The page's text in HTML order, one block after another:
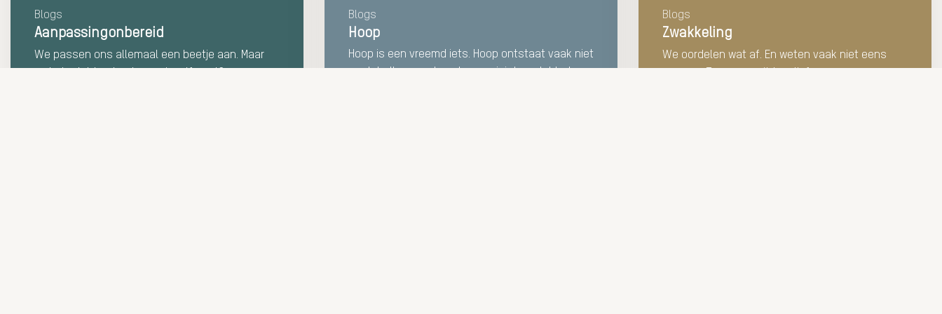
Blogs
Aanpassingonbereid
We passen ons allemaal een beetje aan. Maar
Blogs
Hoop
Hoop is een vreemd iets. Hoop ontstaat vaak niet
omdat alles goed gaat, maar juist omdat het nu
Blogs
Zwakkeling
We oordelen wat af. En weten vaak niet eens